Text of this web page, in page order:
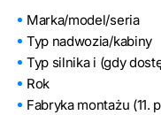
Marka/model/seria
Typ nadwozia/kabiny
Typ silnika i (gdy
Rok
Fabryka montażu (11.